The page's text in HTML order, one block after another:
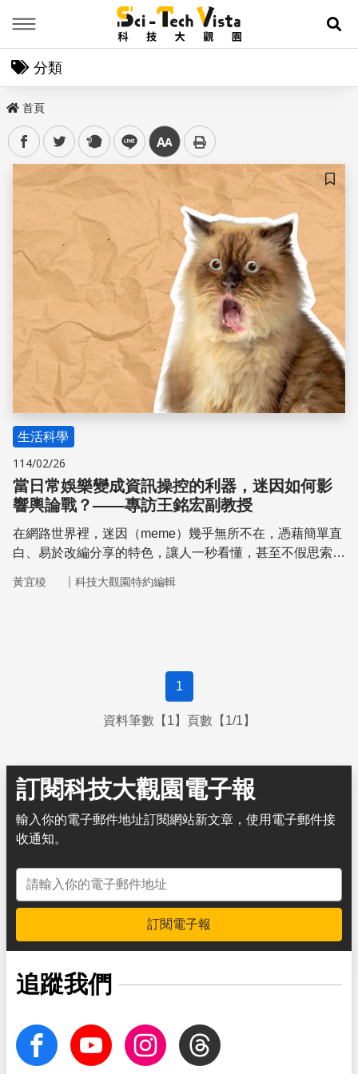
展
分類
首頁
facebooktwitter plurk line 中
儲存
生活科學
114/02/26
當日常娛樂變成資訊操控的利器，迷因如何影
響輿論戰？——專訪王銘宏副教授
在網路世界裡，迷因（meme）幾乎無所不在，憑藉簡單直
白、易於改編分享的特色，讓人一秒看懂，甚至不假思索地
響力，且可能因為訊息重組，成為資訊操控的有力武器。
黃宜稜 ｜ 科技大觀園特約編輯
1
資料筆數【1】頁數【1/1】
訂閱科技大觀園電子報
輸入你的電子郵件地址訂閱網站新文章，使用電子郵件接
收通知。
電子郵件地址
訂閱電子報
追蹤我們
facebook Youtube InstagramThreads